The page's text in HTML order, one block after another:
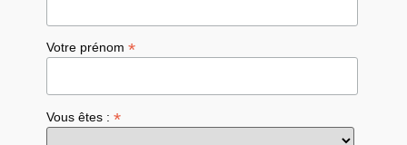
Votre prénom*
Vous êtes :*